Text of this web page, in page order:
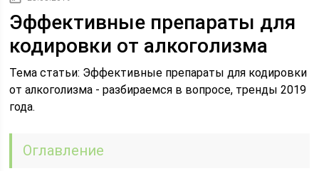
Эффективные препараты для
кодировки от алкоголизма
Тема статьи: Эффективные препараты для кодировки
от алкоголизма - разбираемся в вопросе, тренды 2019
года.
Оглавление